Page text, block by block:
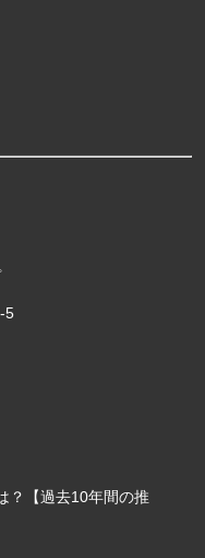
5
？【過去10年間の推